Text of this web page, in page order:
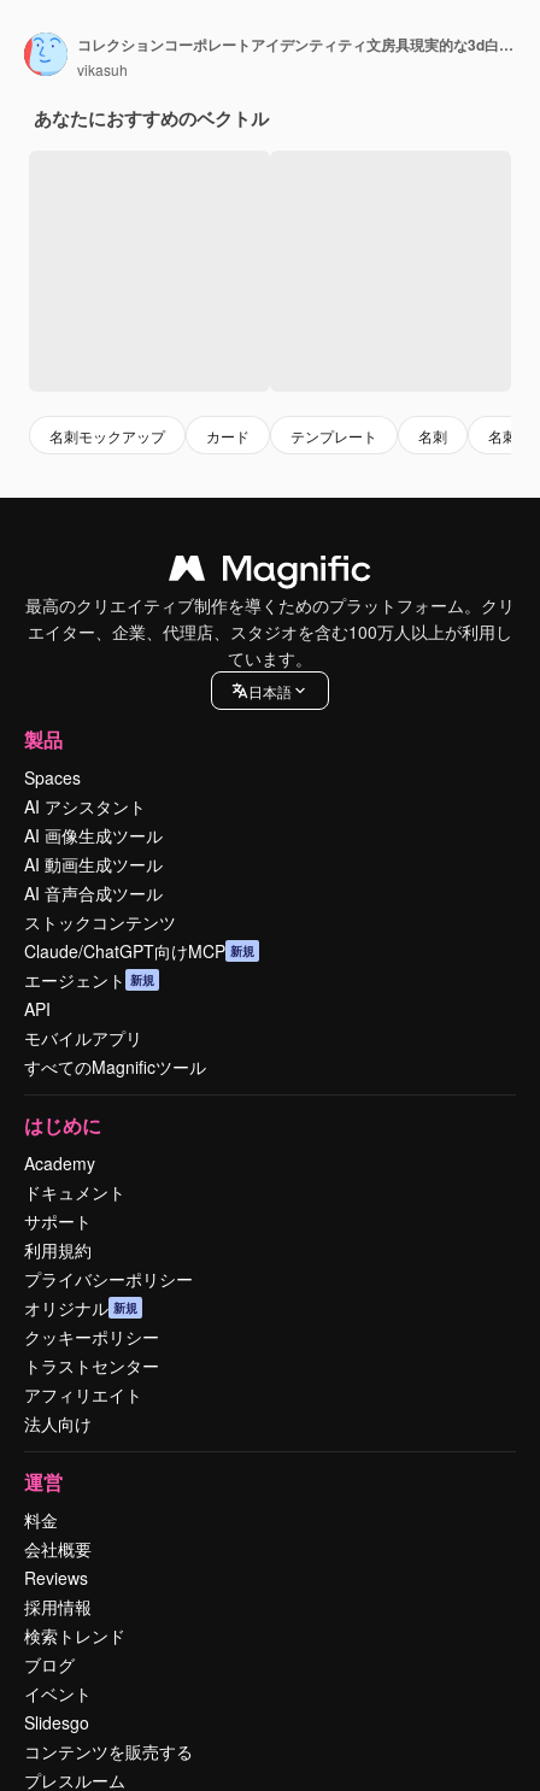
コレクションコーポレートアイデンティティ文房具現実的な3d白空白テンプレートベクトルイラスト
vikasuh
あなたにおすすめのベクトル
名刺モックアップ カード テンプレート 名刺 名刺デ
最高のクリエイティブ制作を導くためのプラットフォーム。クリ
エイター、企業、代理店、スタジオを含む100万人以上が利用し
ています。
日本語
製品
Spaces
AI アシスタント
AI 画像生成ツール
AI 動画生成ツール
AI 音声合成ツール
ストックコンテンツ
Claude/ChatGPT向けMCP 新規
エージェント 新規
API
モバイルアプリ
すべてのMagnificツール
はじめに
Academy
ドキュメント
サポート
利用規約
プライバシーポリシー
オリジナル 新規
クッキーポリシー
トラストセンター
アフィリエイト
法人向け
運営
料金
会社概要
Reviews
採用情報
検索トレンド
ブログ
イベント
Slidesgo
コンテンツを販売する
プレスルーム